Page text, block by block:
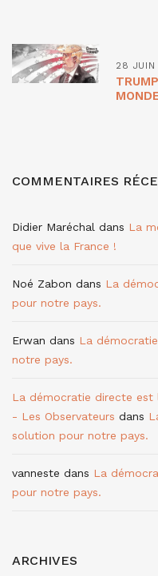
28 JUIN
COMMENTAIRES
Didier Maréchal dans La
que vive la France !
Noé Zabon dans La
pour notre pays.
Erwan dans La
notre pays.
La démocratie directe est
- Les Observateurs dans
solution pour notre pays.
vanneste dans La
pour notre pays.
ARCHIVES